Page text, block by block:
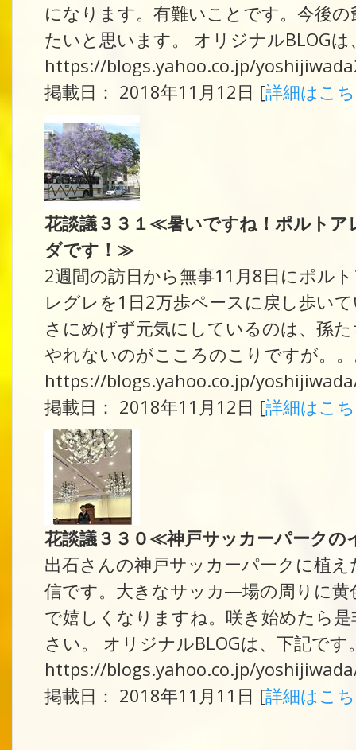
になります。有難いことです。今後
たいと思います。 オリジナルBLOGは
https://blogs.yahoo.co.jp/
掲載日： 2018年11月12日 [詳細はこ
花談議３３１≪暑いですね！ポルト
ダです！≫
2週間の訪日から無事11月8日にポル
レグレを1日2万歩ペースに戻し歩い
さにめげず元気にしているのは、孫
やれないのがこころのこりですが。
https://blogs.yahoo.co.jp/
掲載日： 2018年11月12日 [詳細はこ
花談議３３０≪神戸サッカーパーク
出石さんの神戸サッカーパークに植
信です。大きなサッカ―場の周りに
で嬉しくなりますね。咲き始めたら
さい。 オリジナルBLOGは、下記です
https://blogs.yahoo.co.jp/
掲載日： 2018年11月11日 [詳細はこ